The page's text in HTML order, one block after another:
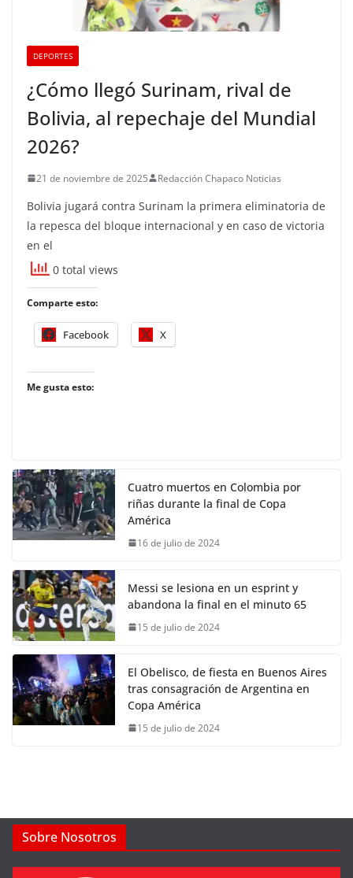
DEPORTES
¿Cómo llegó Surinam, rival de
Bolivia, al repechaje del Mundial
2026?
21 de noviembre de 2025 Redacción Chapaco Noticias
Bolivia jugará contra Surinam la primera eliminatoria de
la repesca del bloque internacional y en caso de victoria
en el
0 total views
Comparte esto:
Facebook X
Me gusta esto:
Cuatro muertos en Colombia por
riñas durante la final de Copa
América
16 de julio de 2024
Messi se lesiona en un esprint y
abandona la final en el minuto 65
15 de julio de 2024
El Obelisco, de fiesta en Buenos Aires
tras consagración de Argentina en
Copa América
15 de julio de 2024
Sobre Nosotros